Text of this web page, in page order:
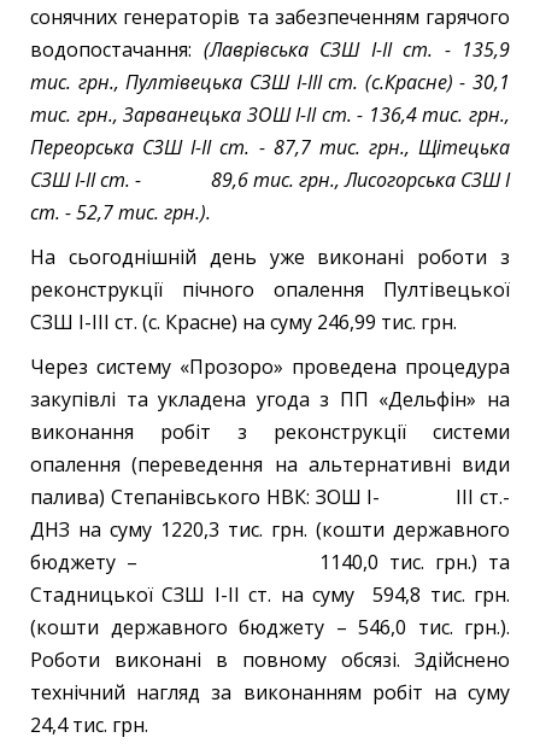
сонячних генераторів та забезпеченням гарячого
водопостачання: (Лаврівська СЗШ І-ІІ ст. - 135,9
тис. грн., Пултівецька СЗШ І-ІІІ ст. (с.Красне) - 30,1
тис. грн., Зарванецька ЗОШ І-ІІ ст. - 136,4 тис. грн.,
Переорська СЗШ І-ІІ ст. - 87,7 тис. грн., Щітецька
СЗШ І-ІІ ст. - 89,6 тис. грн., Лисогорська СЗШ І
ст. - 52,7 тис. грн.).
На сьогоднішній день уже виконані роботи з
реконструкції пічного опалення Пултівецької
СЗШ І-ІІІ ст. (с. Красне) на суму 246,99 тис. грн.
Через систему «Прозоро» проведена процедура
закупівлі та укладена угода з ПП «Дельфін» на
виконання робіт з реконструкції системи
опалення (переведення на альтернативні види
палива) Степанівського НВК: ЗОШ І- ІІІ ст.-
ДНЗ на суму 1220,3 тис. грн. (кошти державного
бюджету – 1140,0 тис. грн.) та
Стадницької СЗШ І-ІІ ст. на суму 594,8 тис. грн.
(кошти державного бюджету – 546,0 тис. грн.).
Роботи виконані в повному обсязі. Здійснено
технічний нагляд за виконанням робіт на суму
24,4 тис. грн.